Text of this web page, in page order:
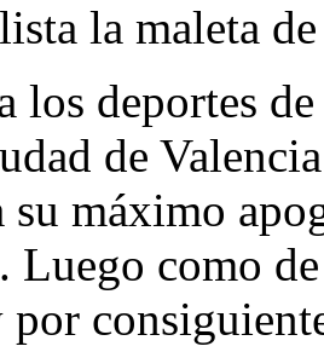
la maleta
los deportes
de
su máximo
Luego como
por